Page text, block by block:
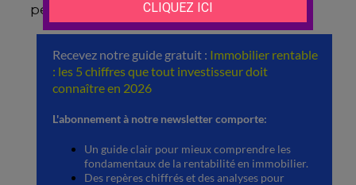
perception du
quartier à éviter à brest